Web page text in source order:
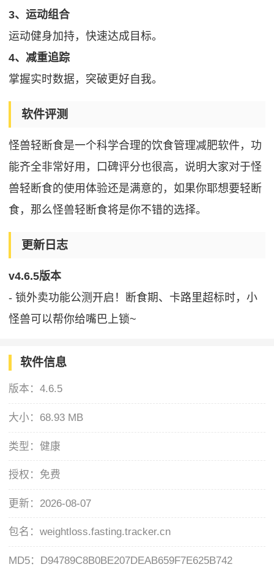
3、运动组合
运动健身加持，快速达成目标。
4、减重追踪
掌握实时数据，突破更好自我。
软件评测
怪兽轻断食是一个科学合理的饮食管理减肥软件，功
能齐全非常好用，口碑评分也很高，说明大家对于怪
兽轻断食的使用体验还是满意的，如果你耶想要轻断
食，那么怪兽轻断食将是你不错的选择。
更新日志
v4.6.5版本
- 锁外卖功能公测开启！断食期、卡路里超标时，小
怪兽可以帮你给嘴巴上锁~
软件信息
版本：4.6.5
大小： 68.93 MB
类型：健康
授权： 免费
更新： 2026-08-07
包名：weightloss.fasting.tracker.cn
MD5： D94789C8B0BE207DEAB659F7E625B742